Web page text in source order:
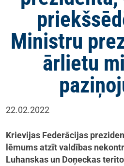
Ministru
ārlietu
22.02.2022
Krievijas Federācijas
lēmums atzīt valdības
Luhanskas un Doņeckas